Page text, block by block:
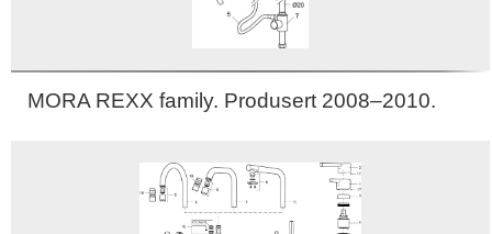
MORA REXX family. Produsert 2008–2010.